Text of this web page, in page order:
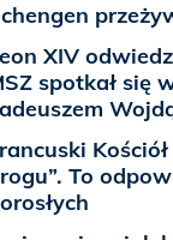
XIV
spotkał się
To